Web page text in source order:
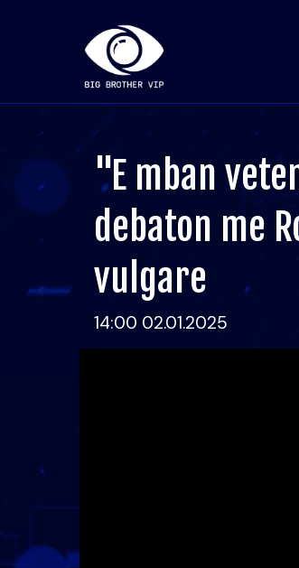
"E mban
debaton me
vulgare
14:00 02.01.2025